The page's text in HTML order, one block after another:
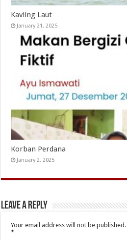
Kavling Laut
January 21, 2025
Korban Perdana
January 2, 2025
Leave a Reply
Your email address will not be published.
*